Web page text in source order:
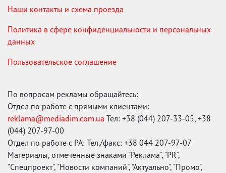
Наши контакты и схема проезда
Политика в сфере конфиденциальности и персональных
данных
Пользовательское соглашение
По вопросам рекламы обращайтесь:
Отдел по работе с прямыми клиентами:
reklama@mediadim.com.ua Тел: +38 (044) 207-33-05, +38
(044) 207-97-00
Отдел по работе с РА: Тел./факс: +38 044 207-97-07
Материалы, отмеченные знаками "Реклама", "PR",
"Спецпроект", "Новости компаний", "Актуально", "Промо",